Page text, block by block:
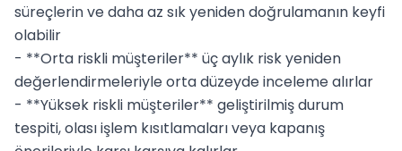
süreçlerin ve daha az sık yeniden doğrulamanın keyfi
olabilir
- **Orta riskli müşteriler** üç aylık risk yeniden
değerlendirmeleriyle orta düzeyde inceleme alırlar
- **Yüksek riskli müşteriler** geliştirilmiş durum
tespiti, olası işlem kısıtlamaları veya kapanış